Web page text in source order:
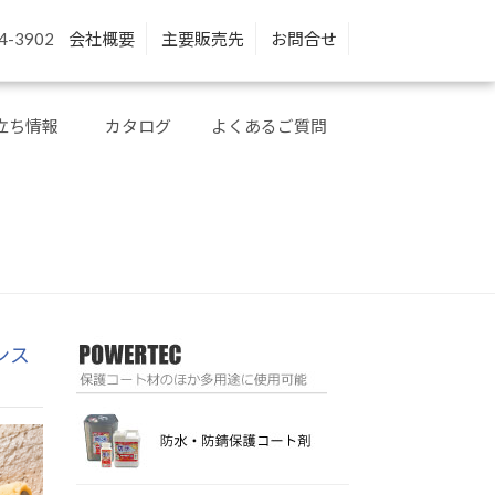
3902 会社概要 主要販売先 お問合せ
ち情報 カタログ よくあるご質問
ス